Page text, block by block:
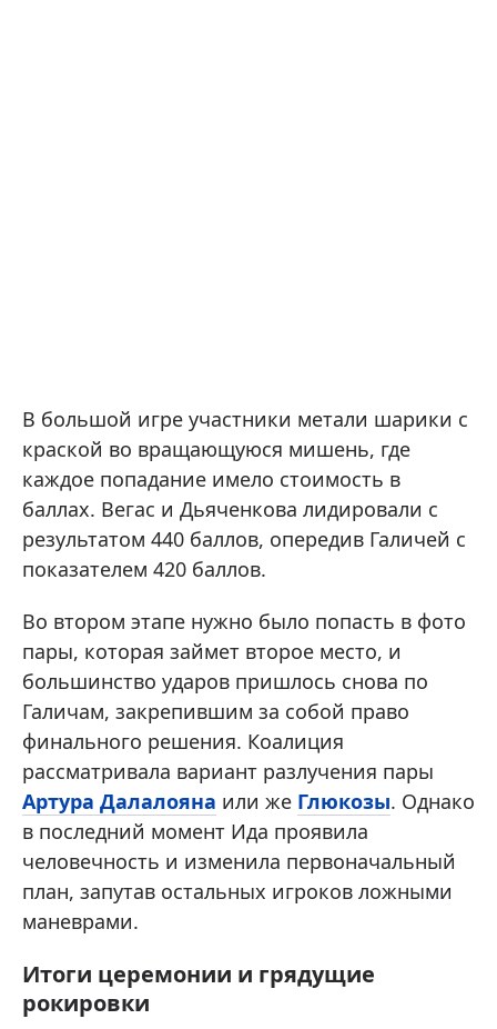
В большой игре участники метали шарики с
краской во вращающуюся мишень, где
каждое попадание имело стоимость в
баллах. Вегас и Дьяченкова лидировали с
результатом 440 баллов, опередив Галичей с
показателем 420 баллов.
Во втором этапе нужно было попасть в фото
пары, которая займет второе место, и
большинство ударов пришлось снова по
Галичам, закрепившим за собой право
финального решения. Коалиция
рассматривала вариант разлучения пары
Артура Далалояна или же Глюкозы. Однако
в последний момент Ида проявила
человечность и изменила первоначальный
план, запутав остальных игроков ложными
маневрами.
Итоги церемонии и грядущие
рокировки